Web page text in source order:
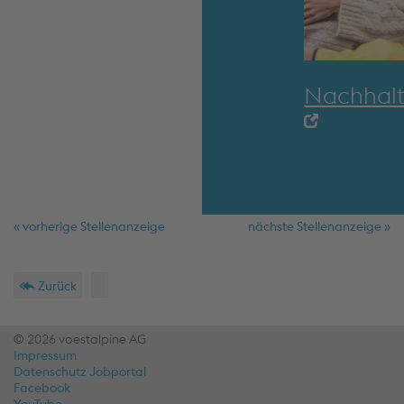
« vorherige Stellenanzeige nächste Stellenanzeige »
Zurück
© 2026 voestalpine AG
Impressum
Datenschutz Jobportal
Facebook